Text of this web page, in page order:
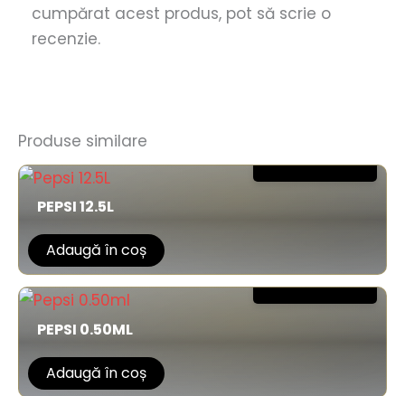
cumpărat acest produs, pot să scrie o
recenzie.
Produse similare
PEPSI 12.5L
Adaugă în coș
PEPSI 0.50ML
Adaugă în coș